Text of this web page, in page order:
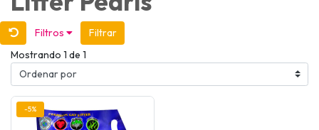
Filtros
Filtrar
Mostrando 1 de 1
-5%